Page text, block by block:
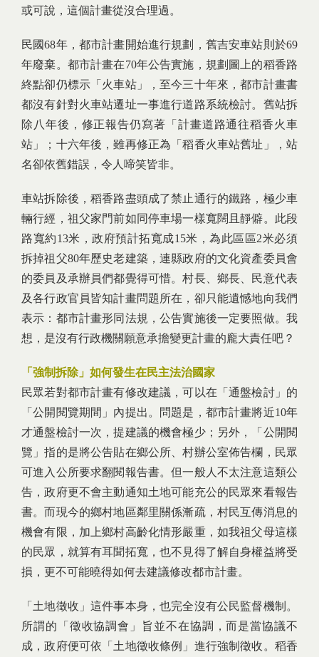
或可說，這個計畫從沒合理過。
民國68年，都市計畫開始進行規劃，舊吉安車站則於69
年廢棄。都市計畫在70年公告實施，規劃圖上的稻香路
終點卻仍標示「火車站」，至今三十年來，都市計畫書
都沒有針對火車站遷址一事進行道路系統檢討。舊站拆
除八年後，修正報告仍寫著「計畫道路通往稻香火車
站」；十六年後，雖再修正為「稻香火車站舊址」，站
名卻依舊錯誤，令人啼笑皆非。
車站拆除後，稻香路盡頭成了禁止通行的鐵路，極少車
輛行經，祖父家門前如同停車場一樣寬闊且靜僻。此段
路寬約13米，政府預計拓寬成15米，為此區區2米必須
拆掉祖父80年歷史老建築，連縣政府的文化資產委員會
的委員及承辦員們都覺得可惜。村長、鄉長、民意代表
及各行政官員皆知計畫問題所在，卻只能遺憾地向我們
表示：都市計畫形同法規，公告實施後一定要照做。我
想，是沒有行政機關願意承擔變更計畫的龐大責任吧？
「強制拆除」如何發生在民主法治國家
民眾若對都市計畫有修改建議，可以在「通盤檢討」的
「公開閱覽期間」內提出。問題是，都市計畫將近10年
才通盤檢討一次，提建議的機會極少；另外，「公開閱
覽」指的是將公告貼在鄉公所、村辦公室佈告欄，民眾
可進入公所要求翻閱報告書。但一般人不太注意這類公
告，政府更不會主動通知土地可能充公的民眾來看報告
書。而現今的鄉村地區鄰里關係漸疏，村民互傳消息的
機會有限，加上鄉村高齡化情形嚴重，如我祖父母這樣
的民眾，就算有耳聞拓寬，也不見得了解自身權益將受
損，更不可能曉得如何去建議修改都市計畫。
「土地徵收」這件事本身，也完全沒有公民監督機制。
所謂的「徵收協調會」旨並不在協調，而是當協議不
成，政府便可依「土地徵收條例」進行強制徵收。稻香